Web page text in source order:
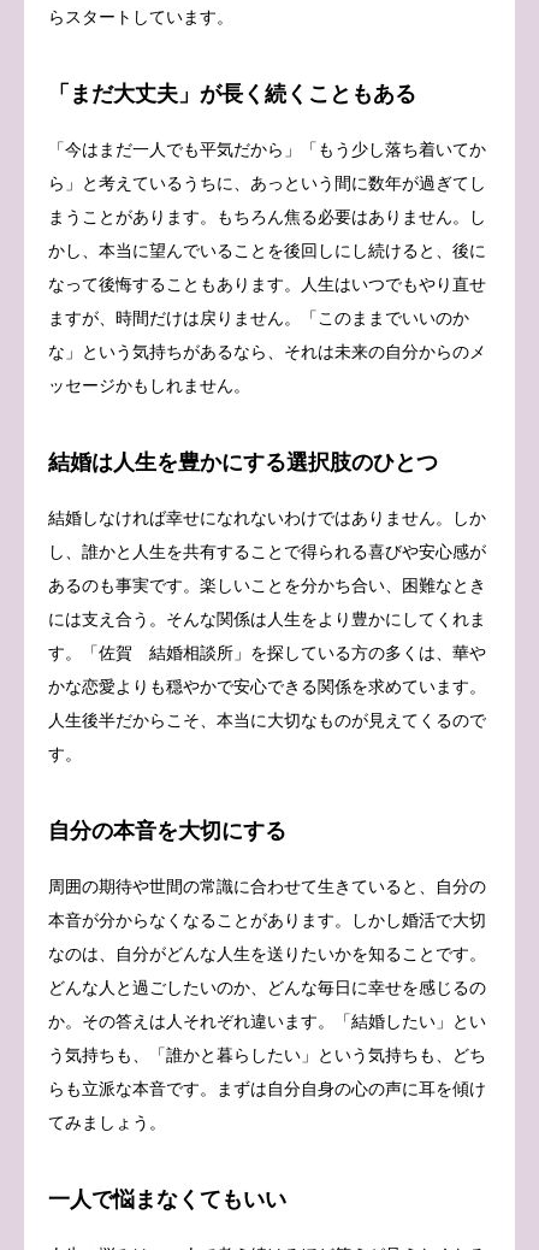
らスタートしています。
「まだ大丈夫」が長く続くこともある
「今はまだ一人でも平気だから」「もう少し落ち着いてか
ら」と考えているうちに、あっという間に数年が過ぎてし
まうことがあります。もちろん焦る必要はありません。し
かし、本当に望んでいることを後回しにし続けると、後に
なって後悔することもあります。人生はいつでもやり直せ
ますが、時間だけは戻りません。「このままでいいのか
な」という気持ちがあるなら、それは未来の自分からのメ
ッセージかもしれません。
結婚は人生を豊かにする選択肢のひとつ
結婚しなければ幸せになれないわけではありません。しか
し、誰かと人生を共有することで得られる喜びや安心感が
あるのも事実です。楽しいことを分かち合い、困難なとき
には支え合う。そんな関係は人生をより豊かにしてくれま
す。「佐賀 結婚相談所」を探している方の多くは、華や
かな恋愛よりも穏やかで安心できる関係を求めています。
人生後半だからこそ、本当に大切なものが見えてくるので
す。
自分の本音を大切にする
周囲の期待や世間の常識に合わせて生きていると、自分の
本音が分からなくなることがあります。しかし婚活で大切
なのは、自分がどんな人生を送りたいかを知ることです。
どんな人と過ごしたいのか、どんな毎日に幸せを感じるの
か。その答えは人それぞれ違います。「結婚したい」とい
う気持ちも、「誰かと暮らしたい」という気持ちも、どち
らも立派な本音です。まずは自分自身の心の声に耳を傾け
てみましょう。
一人で悩まなくてもいい